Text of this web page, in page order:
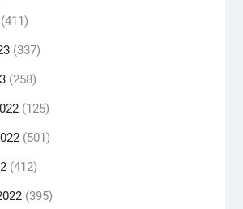
(337)
(258)
(125)
(501)
(412)
(395)